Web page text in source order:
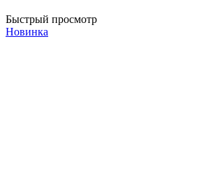
Быстрый просмотр
Новинка